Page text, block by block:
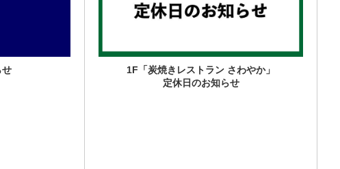
せ
1F「炭焼きレストラン さわやか」
定休日のお知らせ